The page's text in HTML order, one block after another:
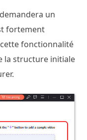
un
fortement
fonctionnalité
la structure initiale